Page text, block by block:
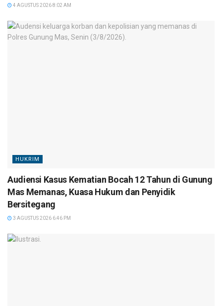
4 AGUSTUS 2026 8:02 AM
HUKRIM
Audiensi Kasus Kematian Bocah 12 Tahun di Gunung
Mas Memanas, Kuasa Hukum dan Penyidik
Bersitegang
3 AGUSTUS 2026 6:46 PM